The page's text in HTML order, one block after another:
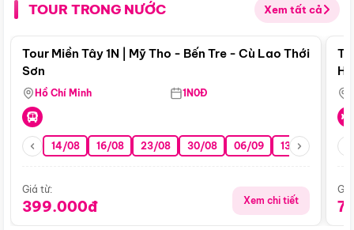
TOUR TRONG NƯỚC Xem tất cả
Điểm nổi bật
Tour Miền Tây 1N | Mỹ Tho - Bến Tre - Cù Lao Thới
Sơn
Hồ Chí Minh 1N0Đ
14/08 16/08 23/08 30/08 06/09 13/09 20/09
Giá từ:
399.000đ Xem chi tiết